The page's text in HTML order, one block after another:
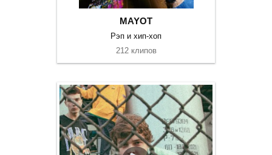
MAYOT
Рэп и хип-хоп
212 клипов